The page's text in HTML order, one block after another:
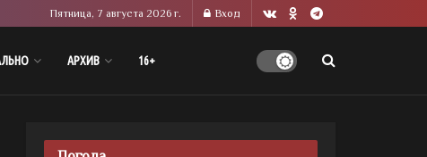
Пятница, 7 августа 2026 г. Вход
АРХИВ 16+